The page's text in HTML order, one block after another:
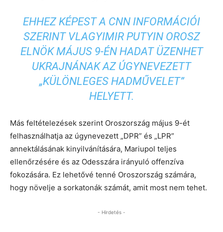
EHHEZ KÉPEST A CNN INFORMÁCIÓI
SZERINT VLAGYIMIR PUTYIN OROSZ
ELNÖK MÁJUS 9-ÉN HADAT ÜZENHET
UKRAJNÁNAK AZ ÚGYNEVEZETT
„KÜLÖNLEGES HADMŰVELET”
HELYETT.
Más feltételezések szerint Oroszország május 9-ét
felhasználhatja az úgynevezett „DPR” és „LPR”
annektálásának kinyilvánítására, Mariupol teljes
ellenőrzésére és az Odesszára irányuló offenzíva
fokozására. Ez lehetővé tenné Oroszország számára,
hogy növelje a sorkatonák számát, amit most nem tehet.
- Hirdetés -